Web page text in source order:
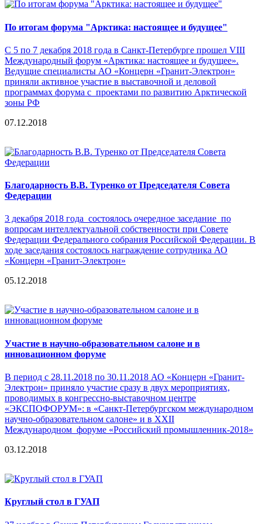
По итогам форума "Арктика: настоящее и будущее"
С 5 по 7 декабря 2018 года в Санкт-Петербурге прошел VIII
Международный форум «Арктика: настоящее и будущее».
Ведущие специалисты АО «Концерн «Гранит-Электрон»
приняли активное участие в выставочной и деловой
программах форума с проектами по развитию Арктической
зоны РФ
07.12.2018
Благодарность В.В. Туренко от Председателя Совета
Федерации
3 декабря 2018 года состоялось очередное заседание по
вопросам интеллектуальной собственности при Совете
Федерации Федерального собрания Российской Федерации. В
ходе заседания состоялось награждение сотрудника АО
«Концерн «Гранит-Электрон»
05.12.2018
Участие в научно-образовательном салоне и в
инновационном форуме
В период с 28.11.2018 по 30.11.2018 АО «Концерн «Гранит-
Электрон» приняло участие сразу в двух мероприятиях,
проводимых в конгрессно-выставочном центре
«ЭКСПОФОРУМ»: в «Санкт-Петербургском международном
научно-образовательном салоне» и в XXII
Международном форуме «Российский промышленник-2018»
03.12.2018
Круглый стол в ГУАП